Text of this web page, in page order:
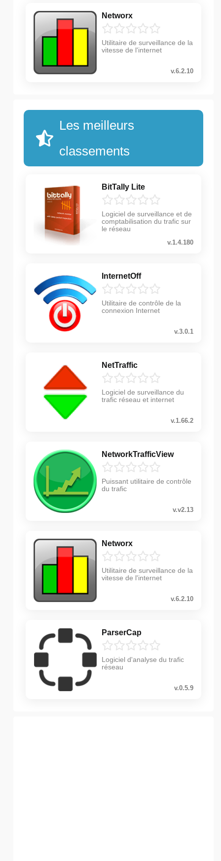
Networx
Utilitaire de surveillance de la
vitesse de l'internet
v.6.2.10
Les meilleurs
classements
BitTally Lite
Logiciel de surveillance et de
comptabilisation du trafic sur
le réseau
v.1.4.180
InternetOff
Utilitaire de contrôle de la
connexion Internet
v.3.0.1
NetTraffic
Logiciel de surveillance du
trafic réseau et internet
v.1.66.2
NetworkTrafficView
Puissant utilitaire de contrôle
du trafic
v.v2.13
Networx
Utilitaire de surveillance de la
vitesse de l'internet
v.6.2.10
ParserCap
Logiciel d'analyse du trafic
réseau
v.0.5.9